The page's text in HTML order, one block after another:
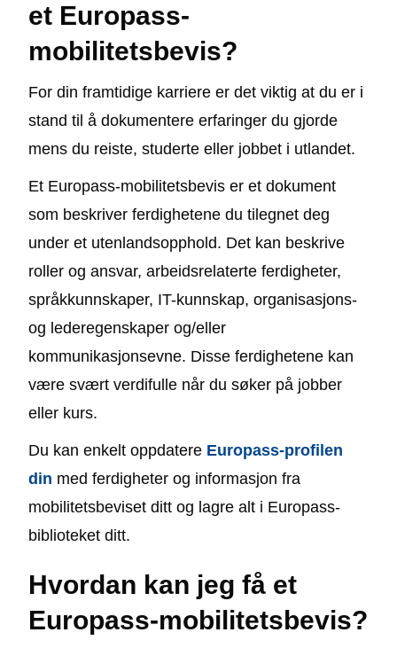
et Europass-
mobilitetsbevis?
For din framtidige karriere er det viktig at du er i
stand til å dokumentere erfaringer du gjorde
mens du reiste, studerte eller jobbet i utlandet.
Et Europass-mobilitetsbevis er et dokument
som beskriver ferdighetene du tilegnet deg
under et utenlandsopphold. Det kan beskrive
roller og ansvar, arbeidsrelaterte ferdigheter,
språkkunnskaper, IT-kunnskap, organisasjons-
og lederegenskaper og/eller
kommunikasjonsevne. Disse ferdighetene kan
være svært verdifulle når du søker på jobber
eller kurs.
Du kan enkelt oppdatere Europass-profilen
din med ferdigheter og informasjon fra
mobilitetsbeviset ditt og lagre alt i Europass-
biblioteket ditt.
Hvordan kan jeg få et
Europass-mobilitetsbevis?